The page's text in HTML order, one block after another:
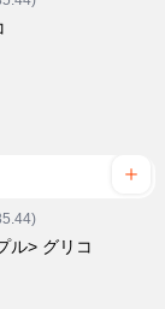
ル> グリコ